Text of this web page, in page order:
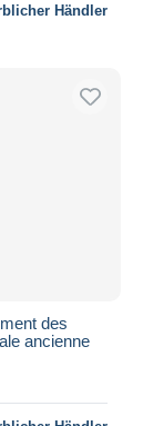
Händler
des
ancienne